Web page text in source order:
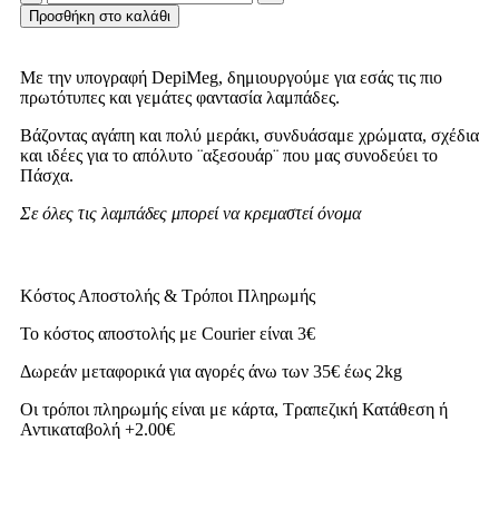
Προσθήκη στο καλάθι
Με την υπογραφή DepiMeg, δημιουργούμε για εσάς τις πιο
πρωτότυπες και γεμάτες φαντασία λαμπάδες.
Βάζοντας αγάπη και πολύ μεράκι, συνδυάσαμε χρώματα, σχέδια
και ιδέες για το απόλυτο ¨αξεσουάρ¨ που μας συνοδεύει το
Πάσχα.
Σε όλες τις λαμπάδες μπορεί να κρεμαστεί όνομα
Κόστος Αποστολής & Τρόποι Πληρωμής
Το κόστος αποστολής με Courier είναι 3€
Δωρεάν μεταφορικά για αγορές άνω των 35€ έως 2kg
Οι τρόποι πληρωμής είναι με κάρτα, Τραπεζική Κατάθεση ή
Αντικαταβολή +2.00€